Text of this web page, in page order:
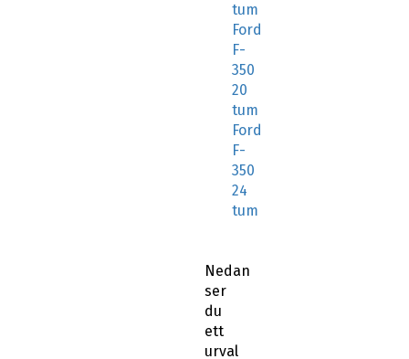
tum
Ford
F-
350
20
tum
Ford
F-
350
24
tum
Nedan
ser
du
ett
urval